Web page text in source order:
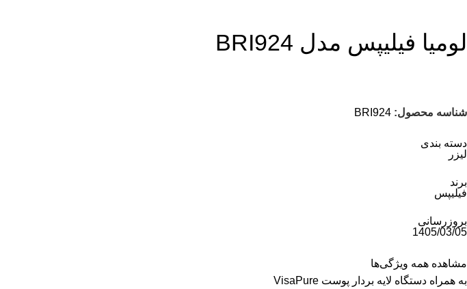
لومیا فیلیپس مدل BRI924
شناسه محصول: BRI924
دسته بندی
لیزر
برند
فیلیپس
بروزرسانی
1405/03/05
مشاهده همه ویژگی‌ها
به همراه دستگاه لایه بردار پوست VisaPure